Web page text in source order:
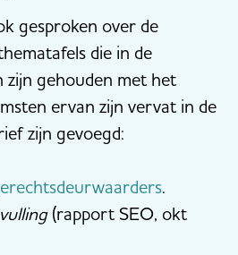
gesproken over de
die in de
zijn gehouden met het
ervan zijn vervat in de
zijn gevoegd:
.
(rapport SEO, okt